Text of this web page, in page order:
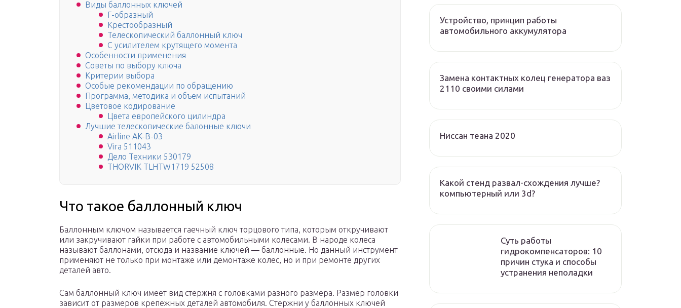
Виды баллонных ключей
Г-образный
Крестообразный
Телескопический баллонный ключ
С усилителем крутящего момента
Особенности применения
Советы по выбору ключа
Критерии выбора
Особые рекомендации по обращению
Программа, методика и объем испытаний
Цветовое кодирование
Цвета европейского цилиндра
Лучшие телескопические балонные ключи
Airline AK-B-03
Vira 511043
Дело Техники 530179
THORVIK TLHTW1719 52508
Что такое баллонный ключ
Баллонным ключом называется гаечный ключ торцового типа, которым откручивают
или закручивают гайки при работе с автомобильными колесами. В народе колеса
называют баллонами, отсюда и название ключей — баллонные. Но данный инструмент
применяют не только при монтаже или демонтаже колес, но и при ремонте других
деталей авто.
Сам баллонный ключ имеет вид стержня с головками разного размера. Размер головки
зависит от размеров крепежных деталей автомобиля. Стержни у баллонных ключей
Устройство, принцип работы
автомобильного аккумулятора
Замена контактных колец генератора ваз
2110 своими силами
Ниссан теана 2020
Какой стенд развал-схождения лучше?
компьютерный или 3d?
Суть работы
гидрокомпенсаторов: 10
причин стука и способы
устранения неполадки